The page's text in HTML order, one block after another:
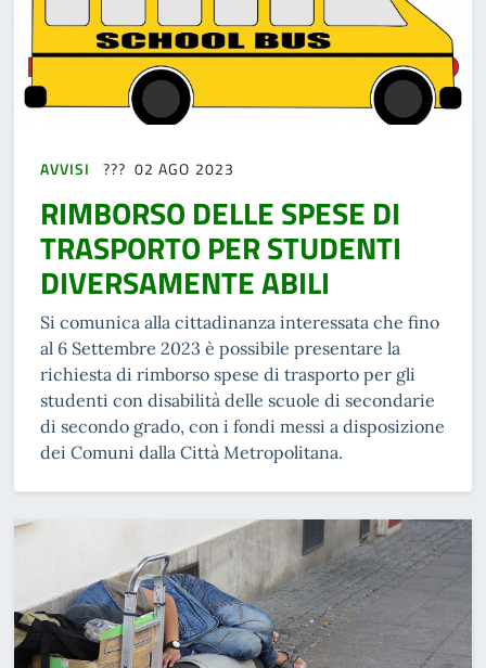
AVVISI 02 AGO 2023
RIMBORSO DELLE SPESE DI
TRASPORTO PER STUDENTI
DIVERSAMENTE ABILI
Si comunica alla cittadinanza interessata che fino
al 6 Settembre 2023 è possibile presentare la
richiesta di rimborso spese di trasporto per gli
studenti con disabilità delle scuole di secondarie
di secondo grado, con i fondi messi a disposizione
dei Comuni dalla Città Metropolitana.